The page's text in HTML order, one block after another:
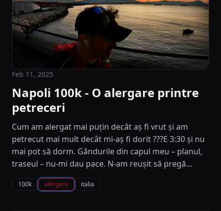
Feb 11, 2025
Napoli 100k - O alergare printre
petreceri
Cum am alergat mai puțin decât aș fi vrut și am
petrecut mai mult decât mi-aș fi dorit ???E 3:30 și nu
mai pot să dorm. Gândurile din capul meu – planul,
traseul – nu-mi dau pace. N-am reușit să pregă...
100k alergare italia